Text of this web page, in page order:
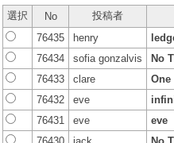
選択 No
投稿者
76435
henry
76434
sofia gonzalvis
No
76433
clare
76432
eve
76431
eve
eve